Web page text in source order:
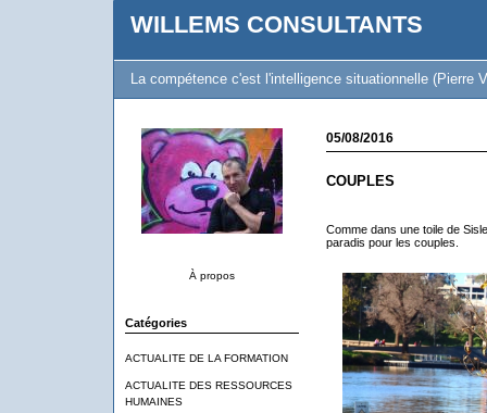
WILLEMS CONSULTANTS
La compétence c'est l'intelligence situationnelle (Pierre
À propos
Catégories
ACTUALITE DE LA FORMATION
ACTUALITE DES RESSOURCES
HUMAINES
05/08/2016
COUPLES
Comme dans une toile de
paradis pour les couples.